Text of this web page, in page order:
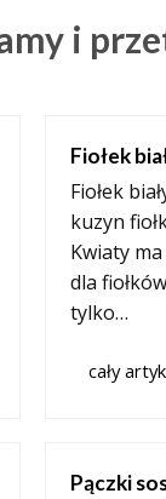
i
Fiołek
Fiołek
kuzyn
Kwiaty
dla
tylko…
cały
Pączki